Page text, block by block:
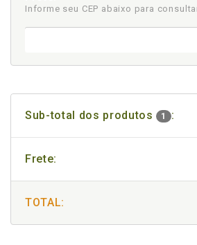
Informe seu CEP abaixo para
Sub-total dos produtos 1 :
Frete:
TOTAL: